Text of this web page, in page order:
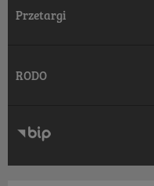
Przetargi
RODO
RODO